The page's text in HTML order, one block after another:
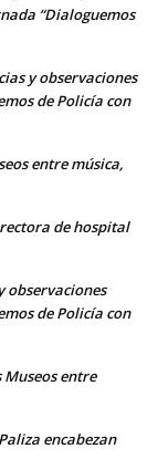
“Dialoguemos
y observaciones
de Policía con
entre música,
de hospital
observaciones
de Policía con
Museos entre
encabezan